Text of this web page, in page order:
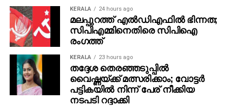
KERALA 24 hours ago
മലപ്പുറത്ത് എല്‍ഡിഎഫില്‍ ഭിന്നത;
സിപിഎമ്മിനെതിരെ സിപിഐ
രംഗത്ത്
KERALA 23 hours ago
തദ്ദേശ തെരഞ്ഞടുപ്പില്‍
വൈഷ്ണയ്ക്ക് മത്സരിക്കാം; വോട്ടര്‍
പട്ടികയില്‍ നിന്ന് പേര് നീക്കിയ
നടപടി റദ്ദാക്കി